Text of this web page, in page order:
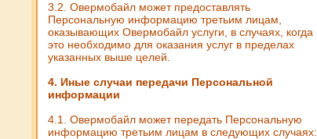
3.2. Овермобайл может предоставлять
Персональную информацию третьим лицам,
оказывающих Овермобайл услуги, в случаях, когда
это необходимо для оказания услуг в пределах
указанных выше целей.
4. Иные случаи передачи Персональной
информации
4.1. Овермобайл может передать Персональную
информацию третьим лицам в следующих случаях: